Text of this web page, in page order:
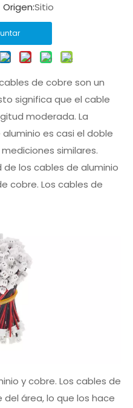
Sitio
de cobre son un
significa que el cable
moderada. La
es casi el doble
similares.
los cables de aluminio
cobre. Los cables de
y cobre. Los cables de
área, lo que los hace